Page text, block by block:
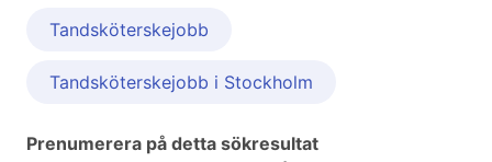
Tandsköterskejobb
Tandsköterskejobb i Stockholm
Prenumerera på detta sökresultat